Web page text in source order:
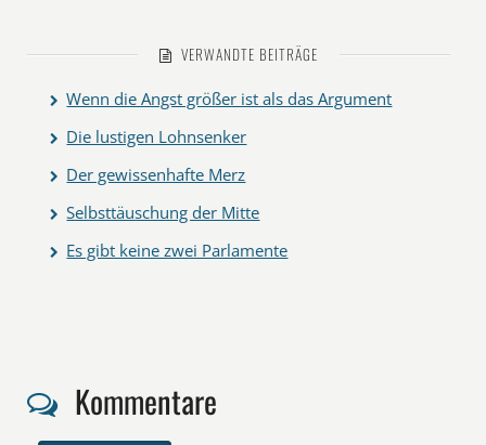
VERWANDTE BEITRÄGE
Wenn die Angst größer ist als das Argument
Die lustigen Lohnsenker
Der gewissenhafte Merz
Selbsttäuschung der Mitte
Es gibt keine zwei Parlamente
Kommentare